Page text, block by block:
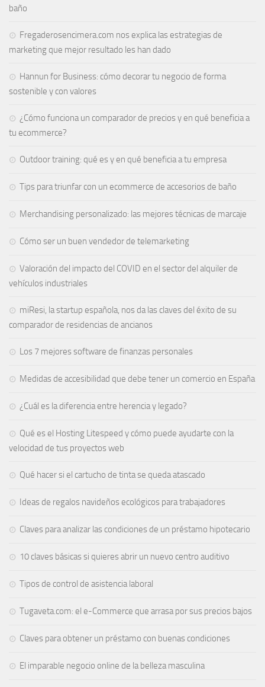
baño
Fregaderosencimera.com nos explica las estrategias de
marketing que mejor resultado les han dado
Hannun for Business: cómo decorar tu negocio de forma
sostenible y con valores
¿Cómo funciona un comparador de precios y en qué beneficia a
tu ecommerce?
Outdoor training: qué es y en qué beneficia a tu empresa
Tips para triunfar con un ecommerce de accesorios de baño
Merchandising personalizado: las mejores técnicas de marcaje
Cómo ser un buen vendedor de telemarketing
Valoración del impacto del COVID en el sector del alquiler de
vehículos industriales
miResi, la startup española, nos da las claves del éxito de su
comparador de residencias de ancianos
Los 7 mejores software de finanzas personales
Medidas de accesibilidad que debe tener un comercio en España
¿Cuál es la diferencia entre herencia y legado?
Qué es el Hosting Litespeed y cómo puede ayudarte con la
velocidad de tus proyectos web
Qué hacer si el cartucho de tinta se queda atascado
Ideas de regalos navideños ecológicos para trabajadores
Claves para analizar las condiciones de un préstamo hipotecario
10 claves básicas si quieres abrir un nuevo centro auditivo
Tipos de control de asistencia laboral
Tugaveta.com: el e-Commerce que arrasa por sus precios bajos
Claves para obtener un préstamo con buenas condiciones
El imparable negocio online de la belleza masculina